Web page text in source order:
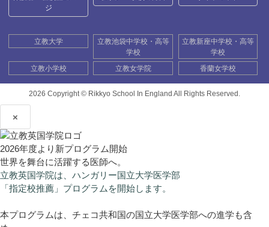
ジ
立教大学
立教池袋中学校・高等
学校
立教新座中学校・高等
学校
立教小学校
立教女学院 香蘭女学校
2026 Copyright © Rikkyo School In England All Rights Reserved.
×
2026年度より新プログラム開始
世界を舞台に活躍する医師へ。
立教英国学院は、ハンガリー国立大学医学部
「指定校推薦」プログラムを開始します。
本プログラムは、チェコ共和国の国立大学医学部への進学も含